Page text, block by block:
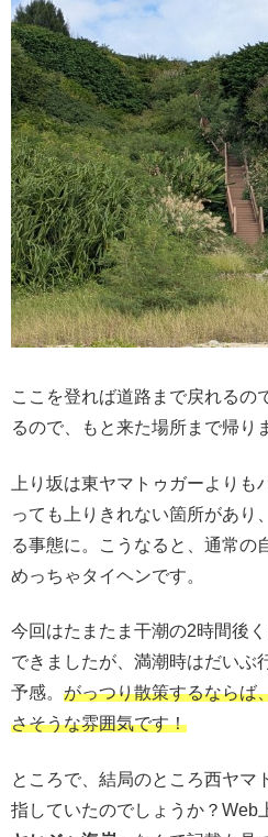
ここを登れば道路まで戻れるの
るので、もと来た場所まで帰り
上り坂は東ヤマトゥガーより
っても上りきれない箇所があり
る事態に。こうなると、通常の
めっちゃタイヘンです。
今回はたまたま干潮の2時間後
できましたが、満潮時はだいぶ
予感。 がっつり散策するならば
さそうな雰囲気です！
ところで、結局のところ西ヤマ
指していたのでしょうか？Web